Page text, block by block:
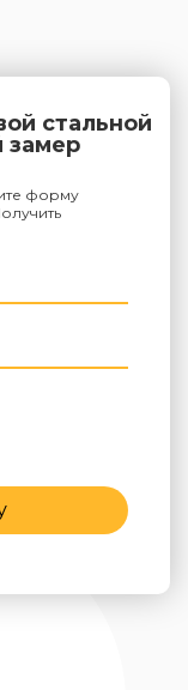
стальной
замер
форму